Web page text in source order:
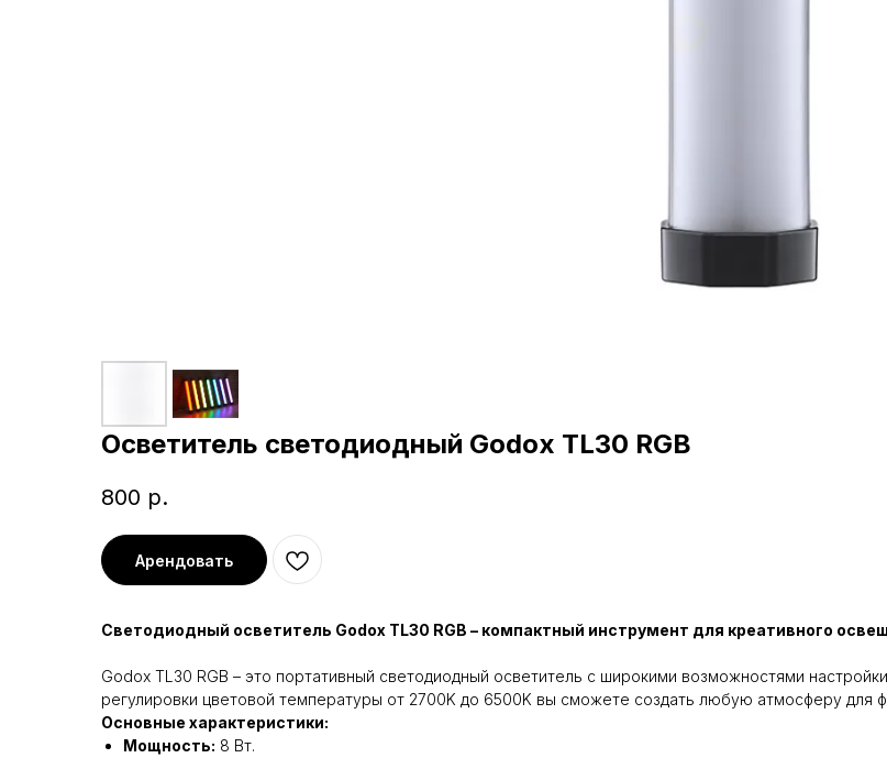
Осветитель светодиодный Godox TL30 RGB
800 р.
Арендовать
Светодиодный осветитель Godox TL30 RGB – компактный инструмент для креативного
Godox TL30 RGB – это портативный светодиодный осветитель с широкими возможностями
регулировки цветовой температуры от 2700K до 6500K вы сможете создать любую атмосферу для
Основные характеристики:
Мощность: 8 Вт.